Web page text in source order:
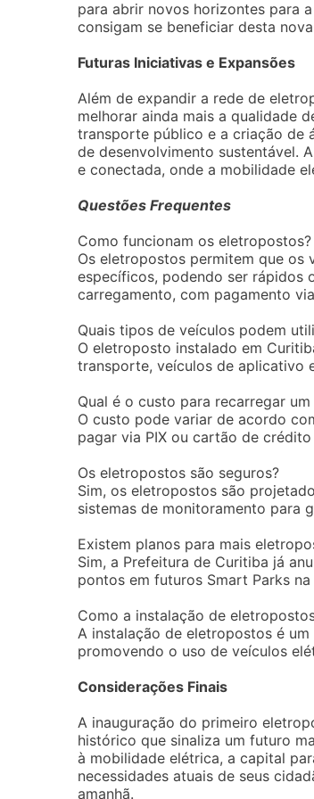
para abrir novos horizontes para
consigam se beneficiar desta
Futuras Iniciativas e Expansões
Além de expandir a rede de
melhorar ainda mais a qualidade
transporte público e a criação de
de desenvolvimento sustentável.
e conectada, onde a mobilidade
Questões Frequentes
Como funcionam os eletropostos?
Os eletropostos permitem que os
específicos, podendo ser rápidos
carregamento, com pagamento
Quais tipos de veículos podem
O eletroposto instalado em
transporte, veículos de aplicativo
Qual é o custo para recarregar
O custo pode variar de acordo
pagar via PIX ou cartão de
Os eletropostos são seguros?
Sim, os eletropostos são
sistemas de monitoramento para
Existem planos para mais
Sim, a Prefeitura de Curitiba já
pontos em futuros Smart Parks na
Como a instalação de
A instalação de eletropostos é
promovendo o uso de veículos
Considerações Finais
A inauguração do primeiro
histórico que sinaliza um futuro
à mobilidade elétrica, a capital
necessidades atuais de seus
amanhã.